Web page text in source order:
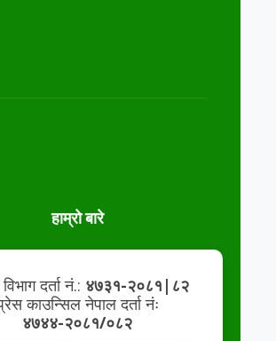
हाम्रो बारे
दर्ता नं.: ४७३१-२०८१|८२
काउन्सिल नेपाल दर्ता नंः
४७४४-२०८१/०८२